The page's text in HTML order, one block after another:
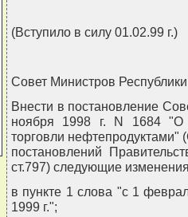
(Вступило в силу 01.02.99 г.)
Совет Министров
Внести в постановление
ноября 1998 г. N 1684 "О
торговли нефтепродуктами"
постановлений
ст.797) следующие
в пункте 1 слова "с 1
1999 г.";